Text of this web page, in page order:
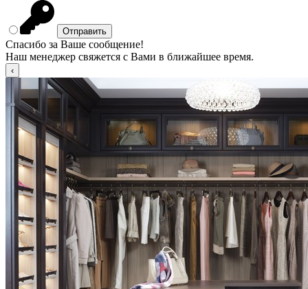
Спасибо за Ваше сообщение!
Наш менеджер свяжется с Вами в ближайшее время.